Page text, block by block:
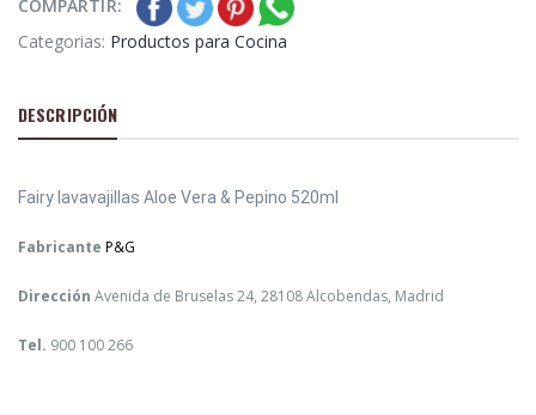
COMPARTIR:
Categorias: Productos para Cocina
DESCRIPCIÓN
Fairy lavavajillas Aloe Vera & Pepino 520ml
Fabricante P&G
Dirección Avenida de Bruselas 24, 28108 Alcobendas, Madrid
Tel. 900 100 266